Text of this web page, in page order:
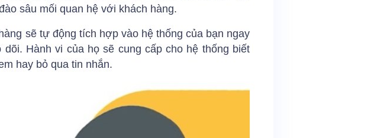
sâu mối quan hệ với khách hàng.
sẽ tự động tích hợp vào hệ thống của bạn ngay
Hành vi của họ sẽ cung cấp cho hệ thống biết
hay bỏ qua tin nhắn.